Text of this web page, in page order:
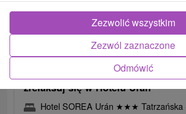
Tatra Relaks i dobre
zrelaksuj się w Hotelu Urán
Hotel SOREA Urán ★★★ Tatrzańska
Odmówić
Zezwól zaznaczone
Zezwolić wszystkim